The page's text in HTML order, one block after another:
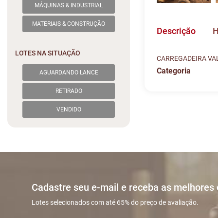
MÁQUINAS & INDUSTRIAL
MATERIAIS & CONSTRUÇÃO
LOTES NA SITUAÇÃO
AGUARDANDO LANCE
RETIRADO
VENDIDO
Descrição
CARREGADEIRA
Categoria
3 30/11
Cadastre seu e-mail e receba as
Lotes selecionados com até 65% do preço de avaliação.